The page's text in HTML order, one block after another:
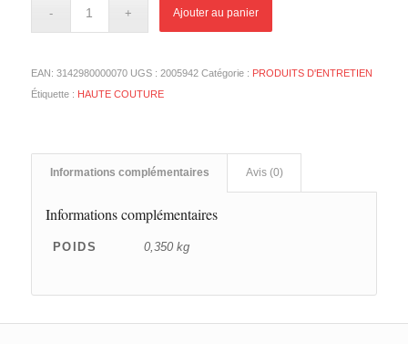
Ajouter au panier
EAN: 3142980000070 UGS : 2005942 Catégorie : PRODUITS D'ENTRETIEN
Étiquette : HAUTE COUTURE
Informations complémentaires Avis (0)
Informations complémentaires
POIDS 0,350 kg